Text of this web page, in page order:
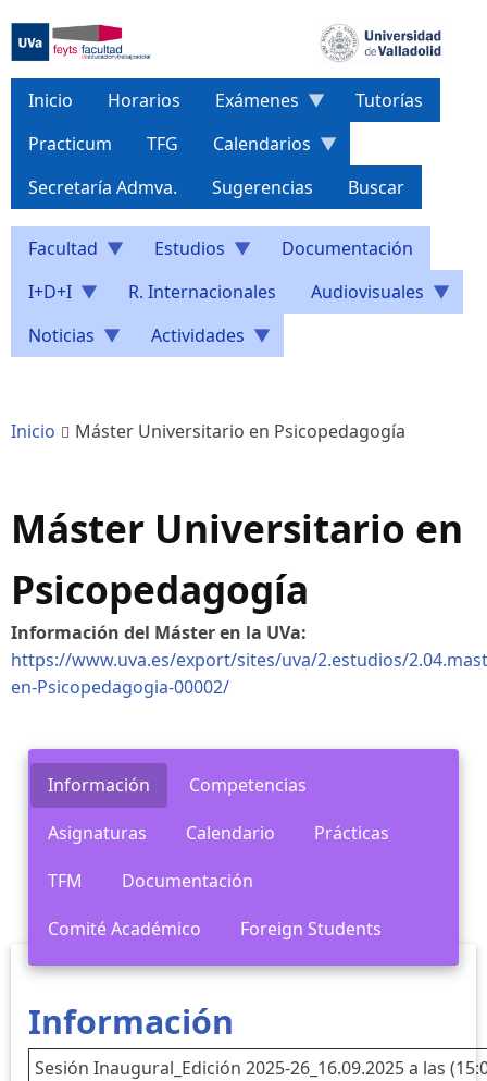
contenido
principal
Inicio Horarios Exámenes
Tutorías
Practicum
TFG
Calendarios
Secretaría Admva.
Sugerencias Buscar
Facultad Estudios
Documentación
I+D+I
R. Internacionales
Audiovisuales
Noticias
Actividades
Inicio Máster Universitario en Psicopedagogía
Máster Universitario en
Psicopedagogía
Información del Máster en la UVa:
https://www.uva.es/export/sites/uva/2.estudios/
en-Psicopedagogia-00002/
Información
Competencias
Asignaturas
Calendario
Prácticas
TFM
Documentación
Comité Académico
Foreign Students
Información
Sesión Inaugural_Edición 2025-26_16.09.2025 a las